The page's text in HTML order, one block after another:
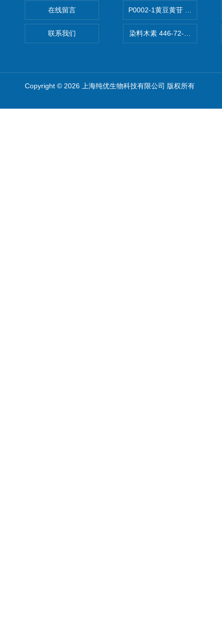
在线留言
联系我们
P0002-1黄豆黄苷 40246-10-
染料木素 446-72-0
Copyright © 2026 上海纯优生物科技有限公司 版权所有